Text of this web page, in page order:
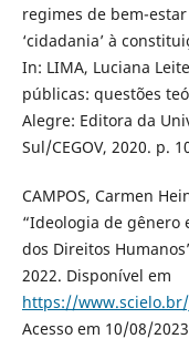
regimes de bem-
‘cidadania’ à
In: LIMA, Luciana
públicas: questões
Alegre: Editora da
Sul/CEGOV, 2020. p.
CAMPOS, Carmen
“Ideologia de gênero
dos Direitos
2022. Disponível em
https://www.scielo.br/
Acesso em 10/08/